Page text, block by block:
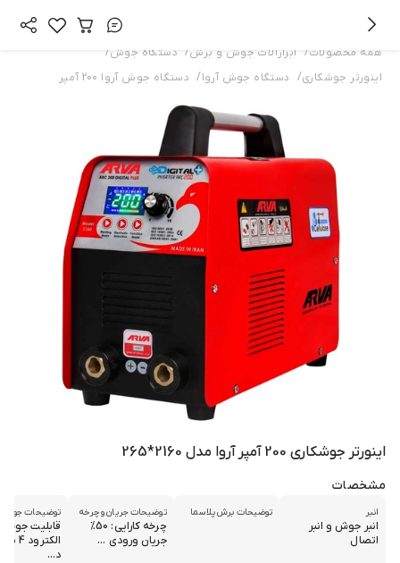
همه محصولات/ ابزارآلات جوش و برش/ دستگاه جوش/
اینورتر جوشکاری/ دستگاه جوش آروا/ دستگاه جوش آروا 200 آمپر
اینورتر جوشکاری 200 آمپر آروا مدل 2160*265
مشخصات
انبر
انبر جوش و انبر
اتصال
توضیحات برش پلاسما توضیحات جریان و چرخه
چرخه کارایی: 50%
جریان ورودی ...
توضیحات جوش
قابلیت جوش
د...